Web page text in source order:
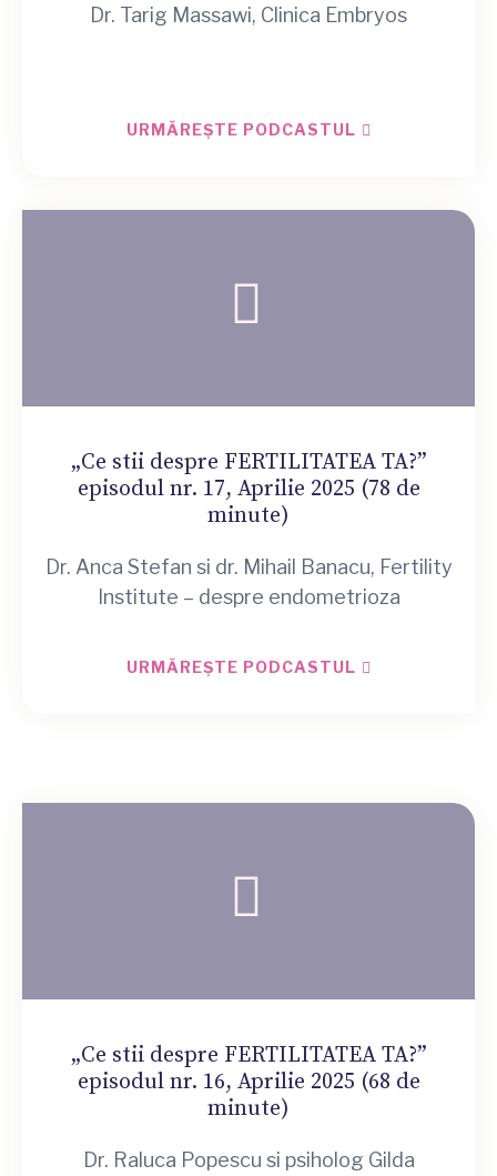
Dr. Tarig Massawi, Clinica Embryos
URMĂREȘTE PODCASTUL
„Ce stii despre FERTILITATEA TA?”
episodul nr. 17, Aprilie 2025 (78 de
minute)
Dr. Anca Stefan si dr. Mihail Banacu, Fertility
Institute – despre endometrioza
URMĂREȘTE PODCASTUL
„Ce stii despre FERTILITATEA TA?”
episodul nr. 16, Aprilie 2025 (68 de
minute)
Dr. Raluca Popescu si psiholog Gilda